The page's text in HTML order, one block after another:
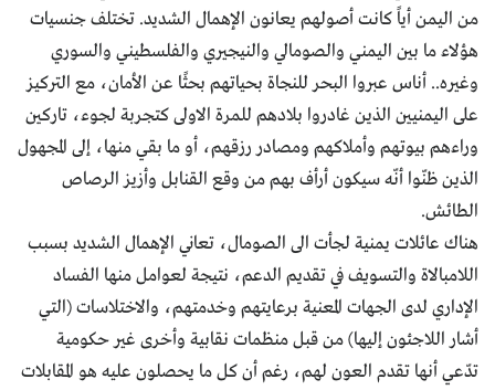
من اليمن أياً كانت أصولهم يعانون الإهمال الشديد. تختلف جنسيات
هؤلاء ما بين اليمني والصومالي والنيجيري والفلسطيني والسوري
وغيره.. أناس عبروا البحر للنجاة بحياتهم بحثًا عن الأمان، مع التركيز
على اليمنيين الذين غادروا بلادهم للمرة الاولى كتجربة لجوء، تاركين
وراءهم بيوتهم وأملاكهم ومصادر رزقهم، أو ما بقي منها، إلى المجهول
الذين ظنّوا أنّه سيكون أرأف بهم من وقع القنابل وأزيز الرصاص
الطائش.
هناك عائلات يمنية لجأت الى الصومال، تعاني الإهمال الشديد بسبب
اللامبالاة والتسويف في تقديم الدعم، نتيجة لعوامل منها الفساد
الإداري لدى الجهات المعنية برعايتهم وخدمتهم، والاختلاسات (التي
أشار اللاجئون إليها) من قبل منظمات نقابية وأخرى غير حكومية
تدّعي أنها تقدم العون لهم، رغم أن كل ما يحصلون عليه هو المقابلات